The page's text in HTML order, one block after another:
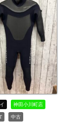
神田小川町店
中古